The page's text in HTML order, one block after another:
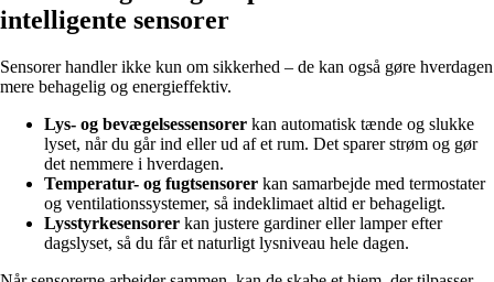
intelligente sensorer
Sensorer handler ikke kun om sikkerhed – de kan også gøre hverdagen
mere behagelig og energieffektiv.
Lys- og bevægelsessensorer kan automatisk tænde og slukke
lyset, når du går ind eller ud af et rum. Det sparer strøm og gør
det nemmere i hverdagen.
Temperatur- og fugtsensorer kan samarbejde med termostater
og ventilationssystemer, så indeklimaet altid er behageligt.
Lysstyrkesensorer kan justere gardiner eller lamper efter
dagslyset, så du får et naturligt lysniveau hele dagen.